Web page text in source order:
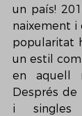
un país!
naixement i
popularitat
un estil
en aquell
Després de
i singles